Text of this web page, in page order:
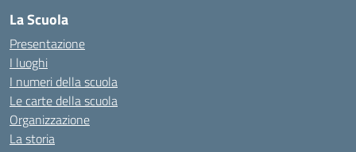
La Scuola
Presentazione
I luoghi
I numeri della scuola
Le carte della scuola
Organizzazione
La storia